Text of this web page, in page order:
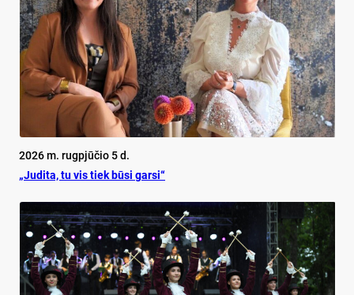
2026 m. rugpjūčio 5 d.
„Judita, tu vis tiek būsi garsi“